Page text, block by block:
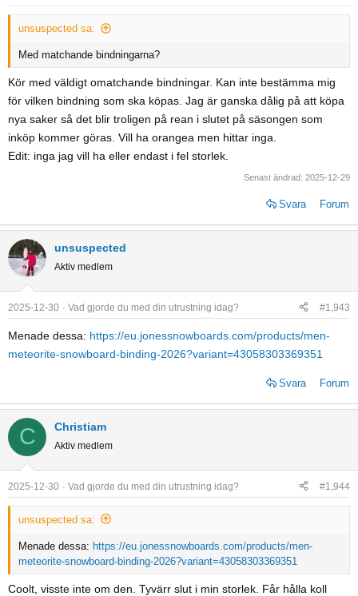
unsuspected sa:
Med matchande bindningarna?
Kör med väldigt omatchande bindningar. Kan inte bestämma mig
för vilken bindning som ska köpas. Jag är ganska dålig på att köpa
nya saker så det blir troligen på rean i slutet på säsongen som
inköp kommer göras. Vill ha orangea men hittar inga.
Edit: inga jag vill ha eller endast i fel storlek.
Senast ändrad: 2025-12-29
Svara Forum
unsuspected
Aktiv medlem
2025-12-30 Vad gjorde du med din utrustning idag? #1,943
Menade dessa: https://eu.jonessnowboards.com/products/men-
meteorite-snowboard-binding-2026?variant=43058303369351
Svara Forum
C Christiam
Aktiv medlem
2025-12-30 Vad gjorde du med din utrustning idag? #1,944
unsuspected sa:
Menade dessa: https://eu.jonessnowboards.com/products/men-
meteorite-snowboard-binding-2026?variant=43058303369351
Coolt, visste inte om den. Tyvärr slut i min storlek. Får hålla koll